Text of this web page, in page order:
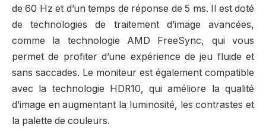
de 60 Hz et d’un temps de réponse de 5 ms. Il est doté
de technologies de traitement d’image avancées,
comme la technologie AMD FreeSync, qui vous
permet de profiter d’une expérience de jeu fluide et
sans saccades. Le moniteur est également compatible
avec la technologie HDR10, qui améliore la qualité
d’image en augmentant la luminosité, les contrastes et
la palette de couleurs.